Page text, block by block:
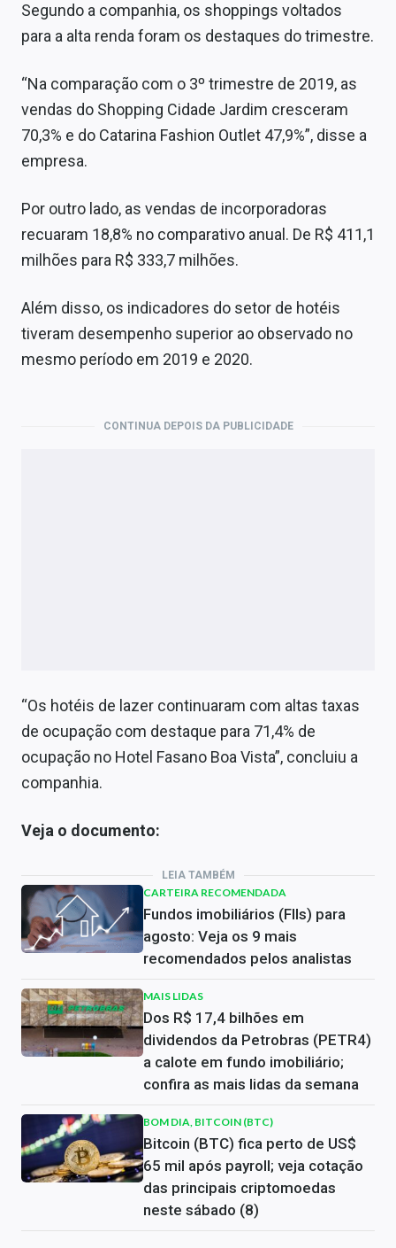
Conteúdo de Marca
Expediente
Contato
Segundo a companhia, os shoppings voltados
para a alta renda foram os destaques do trimestre.
“Na comparação com o 3º trimestre de 2019, as
vendas do Shopping Cidade Jardim cresceram
70,3% e do Catarina Fashion Outlet 47,9%”, disse a
empresa.
Por outro lado, as vendas de incorporadoras
recuaram 18,8% no comparativo anual. De R$ 411,1
milhões para R$ 333,7 milhões.
Além disso, os indicadores do setor de hotéis
tiveram desempenho superior ao observado no
mesmo período em 2019 e 2020.
CONTINUA DEPOIS DA PUBLICIDADE
“Os hotéis de lazer continuaram com altas taxas
de ocupação com destaque para 71,4% de
ocupação no Hotel Fasano Boa Vista”, concluiu a
companhia.
Veja o documento:
LEIA TAMBÉM
CARTEIRA RECOMENDADA
Fundos imobiliários (FIIs) para
agosto: Veja os 9 mais
recomendados pelos analistas
MAIS LIDAS
Dos R$ 17,4 bilhões em
dividendos da Petrobras (PETR4)
a calote em fundo imobiliário;
confira as mais lidas da semana
BOM DIA, BITCOIN (BTC)
Bitcoin (BTC) fica perto de US$
65 mil após payroll; veja cotação
das principais criptomoedas
neste sábado (8)